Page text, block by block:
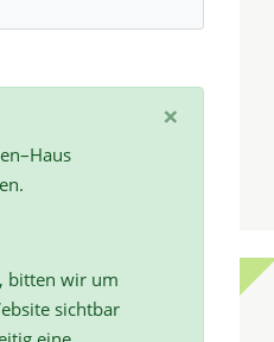
×
bitten wir um
sichtbar